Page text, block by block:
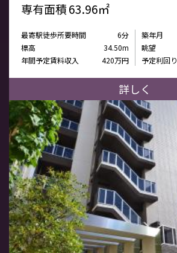
・代官山
専有面積63.96㎡
最寄駅徒歩所要時間
6分
標高
34.50m
年間予定賃料収入
420万円
築年月
眺望
予定利回り
詳しく